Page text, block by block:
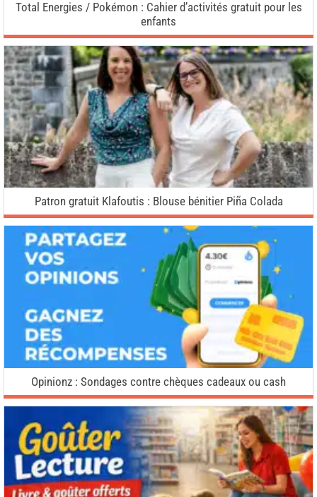
Total Energies / Pokémon : Cahier d’activités gratuit pour les
enfants
Patron gratuit Klafoutis : Blouse bénitier Piña Colada
Opinionz : Sondages contre chèques cadeaux ou cash